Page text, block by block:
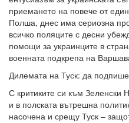
приемането на повече от
Полша, днес има сериозна
всичко поляците с десни
помощи за украинците в
военната подкрепа на
Дилемата на Туск: да
С критиките си към Зеленски
и в полската вътрешна
насочена и срещу Туск –